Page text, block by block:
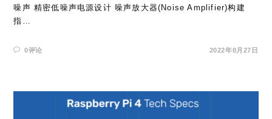
噪声 精密低噪声电源设计 噪声放大器(Noise Amplifier)构建
指…
0评论 2022年8月27日